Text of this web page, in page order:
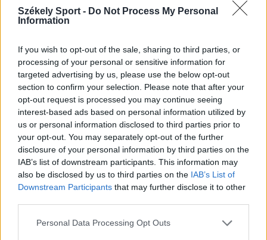
Székely Sport - Do Not Process My Personal
Information
If you wish to opt-out of the sale, sharing to third parties, or
processing of your personal or sensitive information for
targeted advertising by us, please use the below opt-out
section to confirm your selection. Please note that after your
opt-out request is processed you may continue seeing
interest-based ads based on personal information utilized by
us or personal information disclosed to third parties prior to
your opt-out. You may separately opt-out of the further
disclosure of your personal information by third parties on the
IAB’s list of downstream participants. This information may
also be disclosed by us to third parties on the IAB’s List of
Downstream Participants that may further disclose it to other
Personal Data Processing Opt Outs
Meddig használható még a régi
személyi?
Sok román állampolgár még mindig az 1997-es
mintára kiállított személyi igazolványt használja,
azonban ezt fokozatosan kivonják a forgalomból,
amint az új elektronikus és egyszerű személyi
igazolványok országszerte elérhetővé válnak.